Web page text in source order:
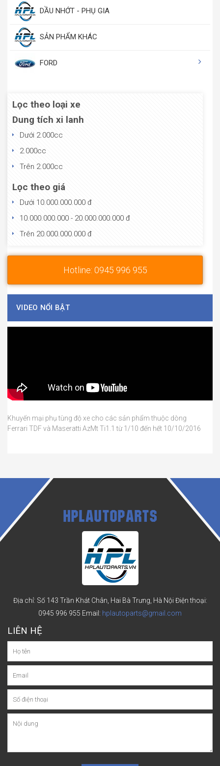
DẦU NHỚT - PHỤ GIA
SẢN PHẨM KHÁC
FORD
Lọc theo loại xe
Dung tích xi lanh
Dưới 2.000cc
2.000cc
Trên 2.000cc
Lọc theo giá
Dưới 10.000.000.000 đ
10.000.000.000 - 20.000.000.000 đ
Trên 20.000.000.000 đ
Hotline: 0945 996 955
VIDEO NỔI BẬT
Khuyến mại phụ tùng độ xe cho các sản phẩm thuộc dòng
Ferrari TDF và Maseratti AzMt Ti1.1 từ 1/10 đến hết 10/10/2016
HPLAUTOPARTS
Địa chỉ: Số 143 Trần Khát Chân, Hai Bà Trưng, Hà Nội Điện thoại:
0945 996 955 Email: hplautoparts@gmail.com
LIÊN HỆ